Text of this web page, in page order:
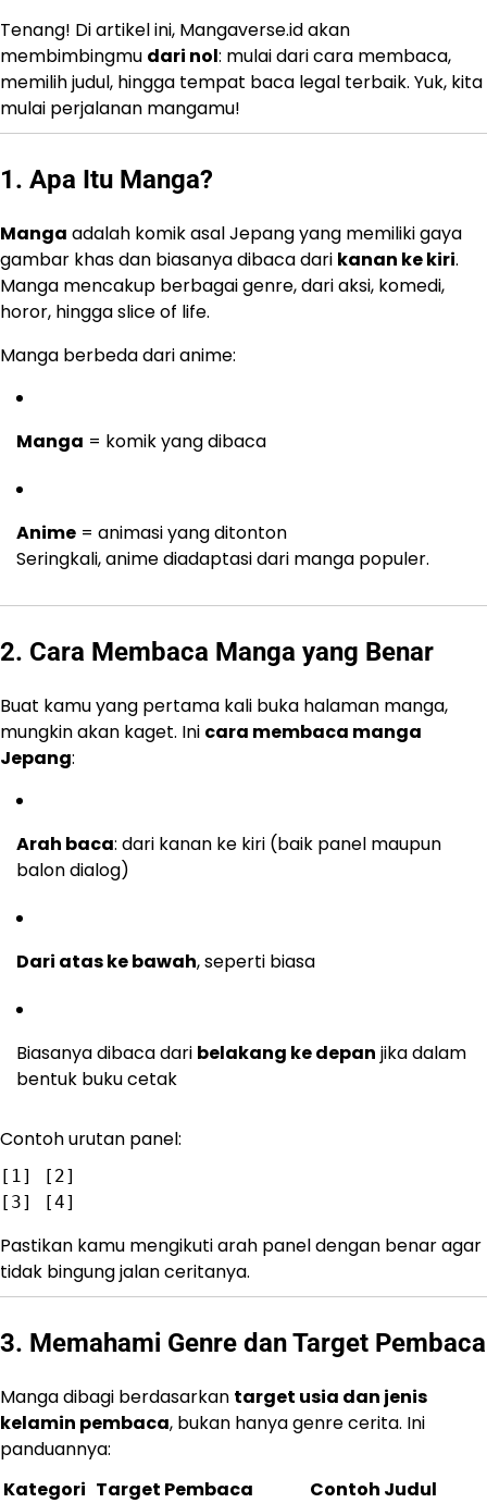
Tenang! Di artikel ini, Mangaverse.id akan
membimbingmu dari nol: mulai dari cara membaca,
memilih judul, hingga tempat baca legal terbaik. Yuk, kita
mulai perjalanan mangamu!
1. Apa Itu Manga?
Manga adalah komik asal Jepang yang memiliki gaya
gambar khas dan biasanya dibaca dari kanan ke kiri.
Manga mencakup berbagai genre, dari aksi, komedi,
horor, hingga slice of life.
Manga berbeda dari anime:
Manga = komik yang dibaca
Anime = animasi yang ditonton
Seringkali, anime diadaptasi dari manga populer.
2. Cara Membaca Manga yang Benar
Buat kamu yang pertama kali buka halaman manga,
mungkin akan kaget. Ini cara membaca manga
Jepang:
Arah baca: dari kanan ke kiri (baik panel maupun
balon dialog)
Dari atas ke bawah, seperti biasa
Biasanya dibaca dari belakang ke depan jika dalam
bentuk buku cetak
Contoh urutan panel:
[1]
[2]
[3]
[4]
Pastikan kamu mengikuti arah panel dengan benar agar
tidak bingung jalan ceritanya.
3. Memahami Genre dan Target Pembaca
Manga dibagi berdasarkan target usia dan jenis
kelamin pembaca, bukan hanya genre cerita. Ini
panduannya:
Kategori Target Pembaca
Contoh Judul